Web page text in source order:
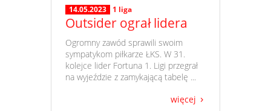
14.05.2023 1 liga
Outsider ograł lidera
​ Ogromny zawód sprawili swoim
sympatykom piłkarze ŁKS. W 31.
kolejce lider Fortuna 1. Ligi przegrał
na wyjeździe z zamykającą tabelę ...
więcej